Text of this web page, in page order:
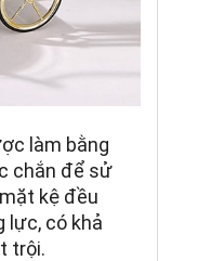
làm bằng
chắn để sử
kệ đều
lực, có khả
trội.